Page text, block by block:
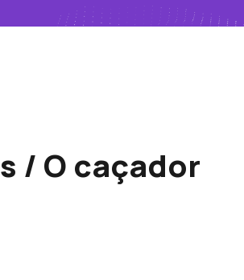
/ O caçador